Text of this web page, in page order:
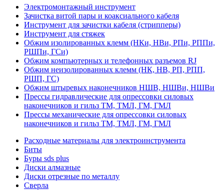
Электромонтажный инструмент
Зачистка витой пары и коаксиального кабеля
Инструмент для зачистки кабеля (стрипперы)
Инструмент для стяжек
Обжим изолированных клемм (НКи, НВи, РПи, РППи,
РШПи, ГСи)
Обжим компьютерных и телефонных разъемов RJ
Обжим неизолированных клемм (НК, НВ, РП, РПП,
РШП, ГС)
Обжим штыревых наконечников НШВ, НШВи, НШВи
Прессы гидравлические для опрессовки силовых
наконечников и гильз ТМ, ТМЛ, ГМ, ГМЛ
Прессы механические для опрессовки силовых
наконечников и гильз ТМ, ТМЛ, ГМ, ГМЛ
Расходные материалы для электроинструмента
Биты
Буры sds plus
Диски алмазные
Диски отрезные по металлу
Сверла